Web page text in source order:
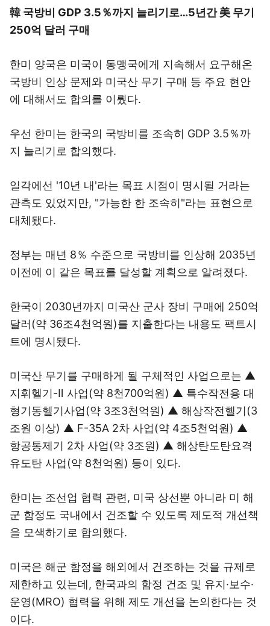
韓 국방비 GDP 3.5％까지 늘리기로…5년간 美 무기
250억 달러 구매
한미 양국은 미국이 동맹국에게 지속해서 요구해온
국방비 인상 문제와 미국산 무기 구매 등 주요 현안
에 대해서도 합의를 이뤘다.
우선 한미는 한국의 국방비를 조속히 GDP 3.5％까
지 늘리기로 합의했다.
일각에선 '10년 내'라는 목표 시점이 명시될 거라는
관측도 있었지만, "가능한 한 조속히"라는 표현으로
대체됐다.
정부는 매년 8％ 수준으로 국방비를 인상해 2035년
이전에 이 같은 목표를 달성할 계획으로 알려졌다.
한국이 2030년까지 미국산 군사 장비 구매에 250억
달러(약 36조4천억원)를 지출한다는 내용도 팩트시
트에 명시됐다.
미국산 무기를 구매하게 될 구체적인 사업으로는 ▲
지휘헬기-Ⅱ 사업(약 8천700억원) ▲ 특수작전용 대
형기동헬기사업(약 3조3천억원) ▲ 해상작전헬기(3
조원 이상) ▲ F-35A 2차 사업(약 4조5천억원) ▲
항공통제기 2차 사업(약 3조원) ▲ 해상탄도탄요격
유도탄 사업(약 8천억원) 등이 있다.
한미는 조선업 협력 관련, 미국 상선뿐 아니라 미 해
군 함정도 국내에서 건조할 수 있도록 제도적 개선책
을 모색하기로 합의했다.
미국은 해군 함정을 해외에서 건조하는 것을 규제로
제한하고 있는데, 한국과의 함정 건조 및 유지·보수·
운영(MRO) 협력을 위해 제도 개선을 논의한다는 것
이다.